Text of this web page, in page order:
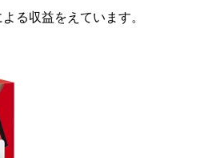
る収益をえています。